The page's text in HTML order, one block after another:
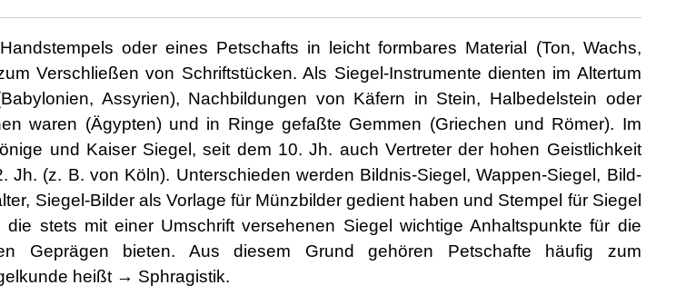
oder eines Petschafts in leicht formbares Material (Ton, Wachs,
Verschließen von Schriftstücken. Als Siegel-Instrumente dienten im Altertum
Assyrien), Nachbildungen von Käfern in Stein, Halbedelstein oder
waren (Ägypten) und in Ringe gefaßte Gemmen (Griechen und Römer). Im
und Kaiser Siegel, seit dem 10. Jh. auch Vertreter der hohen Geistlichkeit
(z. B. von Köln). Unterschieden werden Bildnis-Siegel, Wappen-Siegel, Bild-
Siegel-Bilder als Vorlage für Münzbilder gedient haben und Stempel für Siegel
stets mit einer Umschrift versehenen Siegel wichtige Anhaltspunkte für die
Geprägen bieten. Aus diesem Grund gehören Petschafte häufig zum
heißt → Sphragistik.